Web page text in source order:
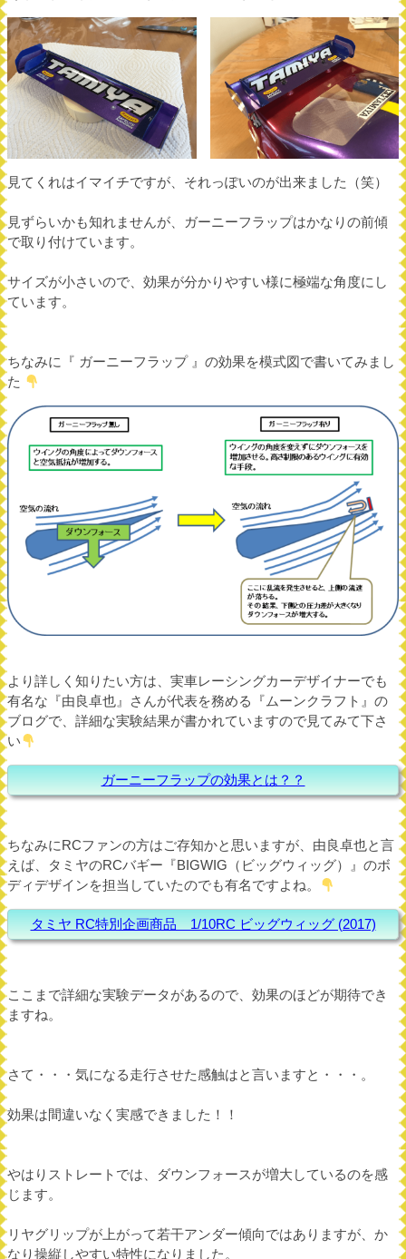
見てくれはイマイチですが、それっぽいのが出来ました（笑）
見ずらいかも知れませんが、ガーニーフラップはかなりの前傾
で取り付けています。
サイズが小さいので、効果が分かりやすい様に極端な角度にし
ています。
ちなみに『 ガーニーフラップ 』の効果を模式図で書いてみまし
た
より詳しく知りたい方は、実車レーシングカーデザイナーでも
有名な『由良卓也』さんが代表を務める『ムーンクラフト』の
ブログで、詳細な実験結果が書かれていますので見てみて下さ
い
ガーニーフラップの効果とは？？
ちなみにRCファンの方はご存知かと思いますが、由良卓也と言
えば、タミヤのRCバギー『BIGWIG（ビッグウィッグ）』のボ
ディデザインを担当していたのでも有名ですよね。
タミヤ RC特別企画商品 1/10RC ビッグウィッグ (2017)
ここまで詳細な実験データがあるので、効果のほどが期待でき
ますね。
さて・・・気になる走行させた感触はと言いますと・・・。
効果は間違いなく実感できました！！
やはりストレートでは、ダウンフォースが増大しているのを感
じます。
リヤグリップが上がって若干アンダー傾向ではありますが、か
なり操縦しやすい特性になりました。